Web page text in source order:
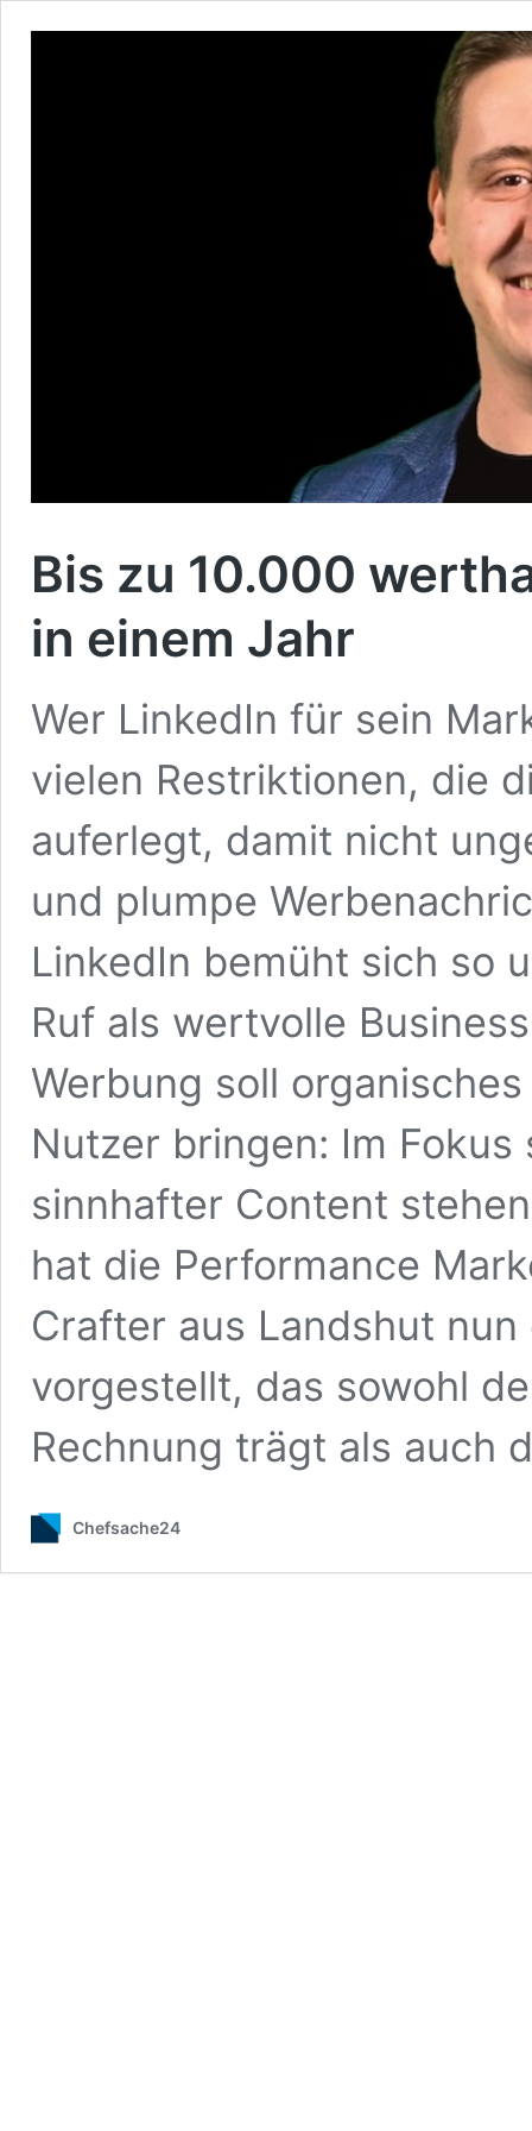
Bis zu 10.000
in einem Jahr
Wer LinkedIn für sein
vielen Restriktionen, die
auferlegt, damit nicht
und plumpe
LinkedIn bemüht sich so
Ruf als wertvolle
Werbung soll
Nutzer bringen: Im
sinnhafter Content
hat die Performance
Crafter aus Landshut
vorgestellt, das sowohl
Rechnung trägt als auch
Chefsache24